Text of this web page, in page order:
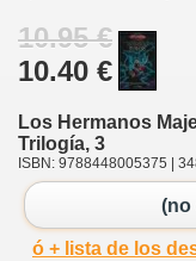
10.95 €
10.40 €
Los Hermanos
Trilogía, 3
ISBN: 9788448005375 |
(no
ó + lista de los